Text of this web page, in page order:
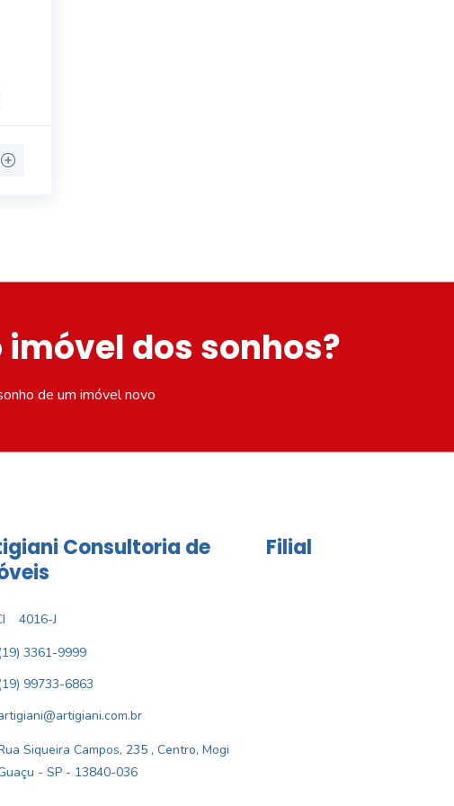
dos sonhos?
de um imóvel novo
Consultoria de
4016-J
3361-9999
99733-6863
Siqueira Campos, 235 , Centro, Mogi
- SP - 13840-036
Filial